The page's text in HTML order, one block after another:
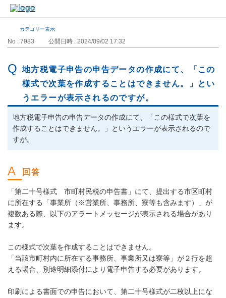
カテゴリー表示
No : 7983 公開日時 : 2024/09/02 17:32
地方税電子申告の申告データの作成にて、「この
様式で次葉を作成することはできません。」とい
うエラーが表示されるのですが。
地方税電子申告の申告データの作成にて、「この様式で次葉を
作成することはできません。」というエラーが表示されるので
すが。
「第二十号様式 市町村民税の申告書」にて、提出する市区町村
に所在する「事業所（※営業所、事務所、寮等も含みます）」が
複数ある際、以下のアラートメッセージが表示される場合があり
ます。
この様式で次葉を作成することはできません。
「当該市町村内に所在する事務所、事業所又は寮等」が２行を超
える場合、別途明細添付により電子申告する必要があります。
印刷による書面での申告において、第二十号様式が二枚以上にな